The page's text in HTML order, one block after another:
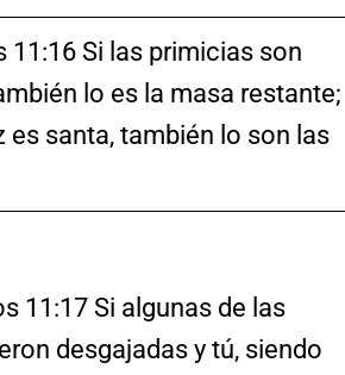
11:16 Si las primicias son
lo es la masa restante;
es santa, también lo son las
11:17 Si algunas de las
desgajadas y tú, siendo